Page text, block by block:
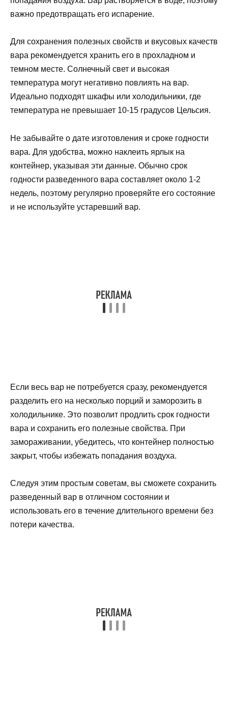
важно предотвращать его испарение.
Для сохранения полезных свойств и вкусовых качеств
вара рекомендуется хранить его в прохладном и
темном месте. Солнечный свет и высокая
температура могут негативно повлиять на вар.
Идеально подходят шкафы или холодильники, где
температура не превышает 10-15 градусов Цельсия.
Не забывайте о дате изготовления и сроке годности
вара. Для удобства, можно наклеить ярлык на
контейнер, указывая эти данные. Обычно срок
годности разведенного вара составляет около 1-2
недель, поэтому регулярно проверяйте его состояние
и не используйте устаревший вар.
Если весь вар не потребуется сразу, рекомендуется
разделить его на несколько порций и заморозить в
холодильнике. Это позволит продлить срок годности
вара и сохранить его полезные свойства. При
замораживании, убедитесь, что контейнер полностью
закрыт, чтобы избежать попадания воздуха.
Следуя этим простым советам, вы сможете сохранить
разведенный вар в отличном состоянии и
использовать его в течение длительного времени без
потери качества.